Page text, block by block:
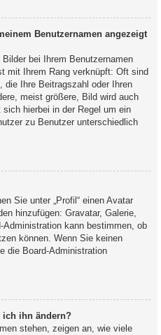
Benutzernamen angezeigt
bei Ihrem Benutzernamen
mit Ihrem Rang verknüpft: Oft sind
Ihre Beitragszahl oder Ihren
meist größere, Bild wird auch
hierbei in der Regel um ein
zu Benutzer unterschiedlich
Sie unter „Profil“ einen Avatar
hinzufügen: Gravatar, Galerie,
Administration kann bestimmen, ob
können. Wenn Sie keinen
die Board-Administration
ich ihn ändern?
stehen, zeigen an, wie viele